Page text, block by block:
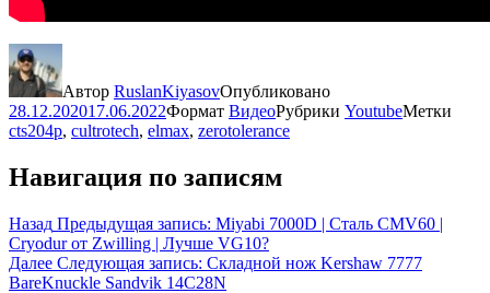
Автор RuslanKiyasovОпубликовано
28.12.202017.06.2022Формат ВидеоРубрики YoutubeМетки
cts204p, cultrotech, elmax, zerotolerance
Навигация по записям
Назад Предыдущая запись: Miyabi 7000D | Сталь CMV60 |
Cryodur от Zwilling | Лучше VG10?
Далее Следующая запись: Складной нож Kershaw 7777
BareKnuckle Sandvik 14C28N